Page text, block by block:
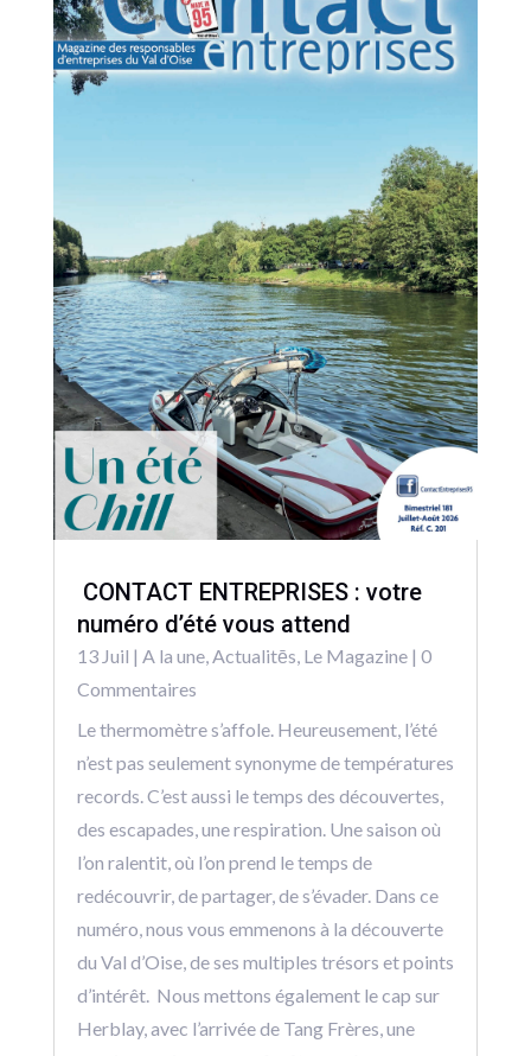
CONTACT ENTREPRISES : votre
numéro d’été vous attend
13 Juil | A la une,Actualitēs, Le Magazine| 0
Commentaires
Le thermomètre s’affole. Heureusement, l’été
n’est pas seulement synonyme de températures
records. C’est aussi le temps des découvertes,
des escapades, une respiration. Une saison où
l’on ralentit, où l’on prend le temps de
redécouvrir, de partager, de s’évader. Dans ce
numéro, nous vous emmenons à la découverte
du Val d’Oise, de ses multiples trésors et points
d’intérêt. Nous mettons également le cap sur
Herblay, avec l’arrivée de Tang Frères, une